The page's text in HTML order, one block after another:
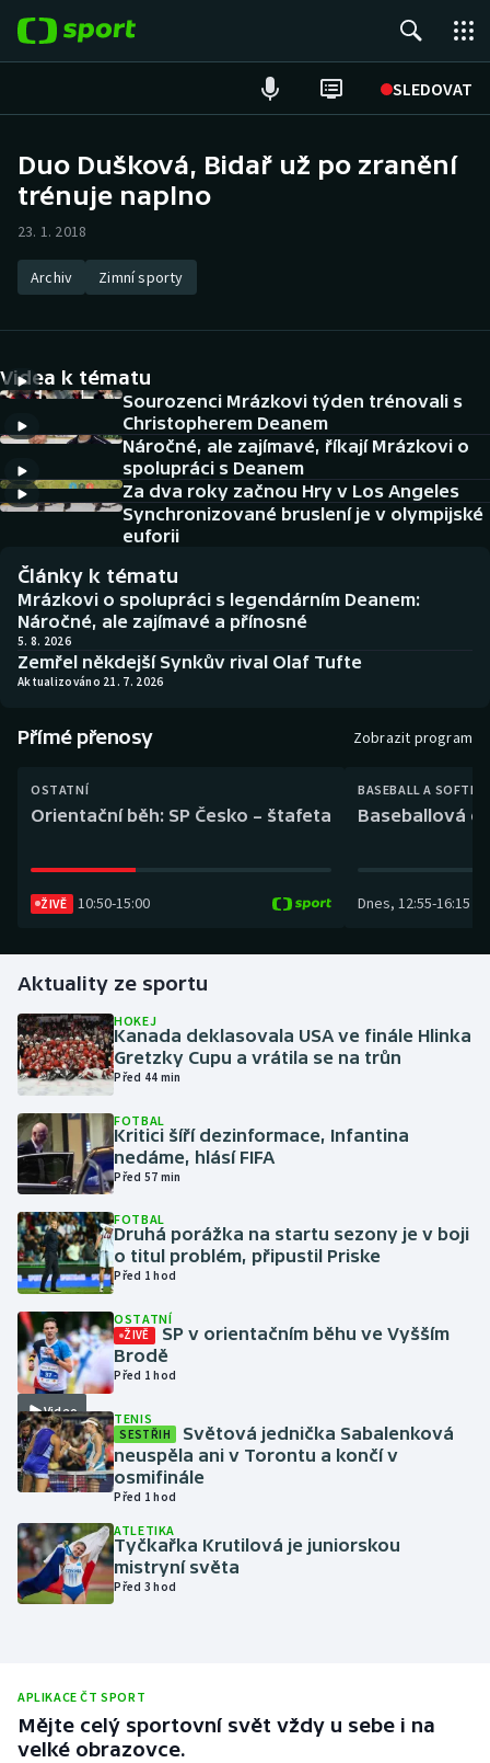
SLEDOVAT
Hokej
Atletika
DALŠÍ SPORTY
Americký fotbal
Baseball a softbal
Biatlon
Boby a skeleton
Dostihy
Florbal
Golf
Gymnastika
Házená
Jezdectví
Judo
Krasobruslení
Lezení
Lyže a snowboard
Moderní pětiboj
Motorsport
Olympijské hry
Parasport
Plavání
Ragby
NEPŘEHLÉDNĚTE
Soutěže
Aplikace ČT sport
AZ kvíz
Duo Dušková, Bidař už po zranění
trénuje naplno
23. 1. 2018
Archiv Zimní sporty
Videa k tématu
Sourozenci Mrázkovi týden trénovali s
Christopherem Deanem
Náročné, ale zajímavé, říkají Mrázkovi o
spolupráci s Deanem
Za dva roky začnou Hry v Los Angeles
Synchronizované bruslení je v olympijské
euforii
Články k tématu
Mrázkovi o spolupráci s legendárním Deanem:
Náročné, ale zajímavé a přínosné
5. 8. 2026
Zemřel někdejší Synkův rival Olaf Tufte
Aktualizováno 21. 7. 2026
Přímé přenosy Zobrazit program
OSTATNÍ
Orientační běh: SP Česko – štafeta
ŽIVĚ 10:50-15:00
BASEBALL A
Baseballová
Dnes, 12:55-16:15
Aktuality ze sportu
HOKEJ
Kanada deklasovala USA ve finále Hlinka
Gretzky Cupu a vrátila se na trůn
Před 44 min
FOTBAL
Kritici šíří dezinformace, Infantina
nedáme, hlásí FIFA
Před 57 min
FOTBAL
Druhá porážka na startu sezony je v boji
o titul problém, připustil Priske
Před 1 hod
Video
OSTATNÍ
ŽIVĚ
SP v orientačním běhu ve Vyšším
Brodě
Před 1 hod
TENIS
SESTŘIH
Světová jednička Sabalenková
neuspěla ani v Torontu a končí v
osmifinále
Před 1 hod
ATLETIKA
Tyčkařka Krutilová je juniorskou
mistryní světa
Před 3 hod
APLIKACE ČT SPORT
Mějte celý sportovní svět vždy u sebe i na
velké obrazovce.